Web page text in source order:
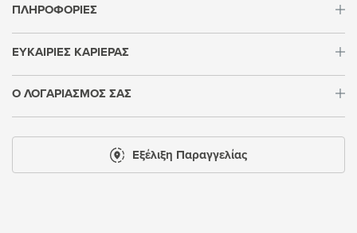
ΠΛΗΡΟΦΟΡΙΕΣ
ΕΥΚΑΙΡΙΕΣ ΚΑΡΙΕΡΑΣ
Ο ΛΟΓΑΡΙΑΣΜΟΣ ΣΑΣ
Εξέλιξη Παραγγελίας